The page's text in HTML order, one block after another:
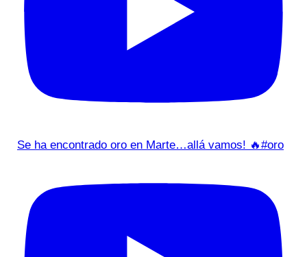
Se ha encontrado oro en Marte…allá vamos! 🔥#oro